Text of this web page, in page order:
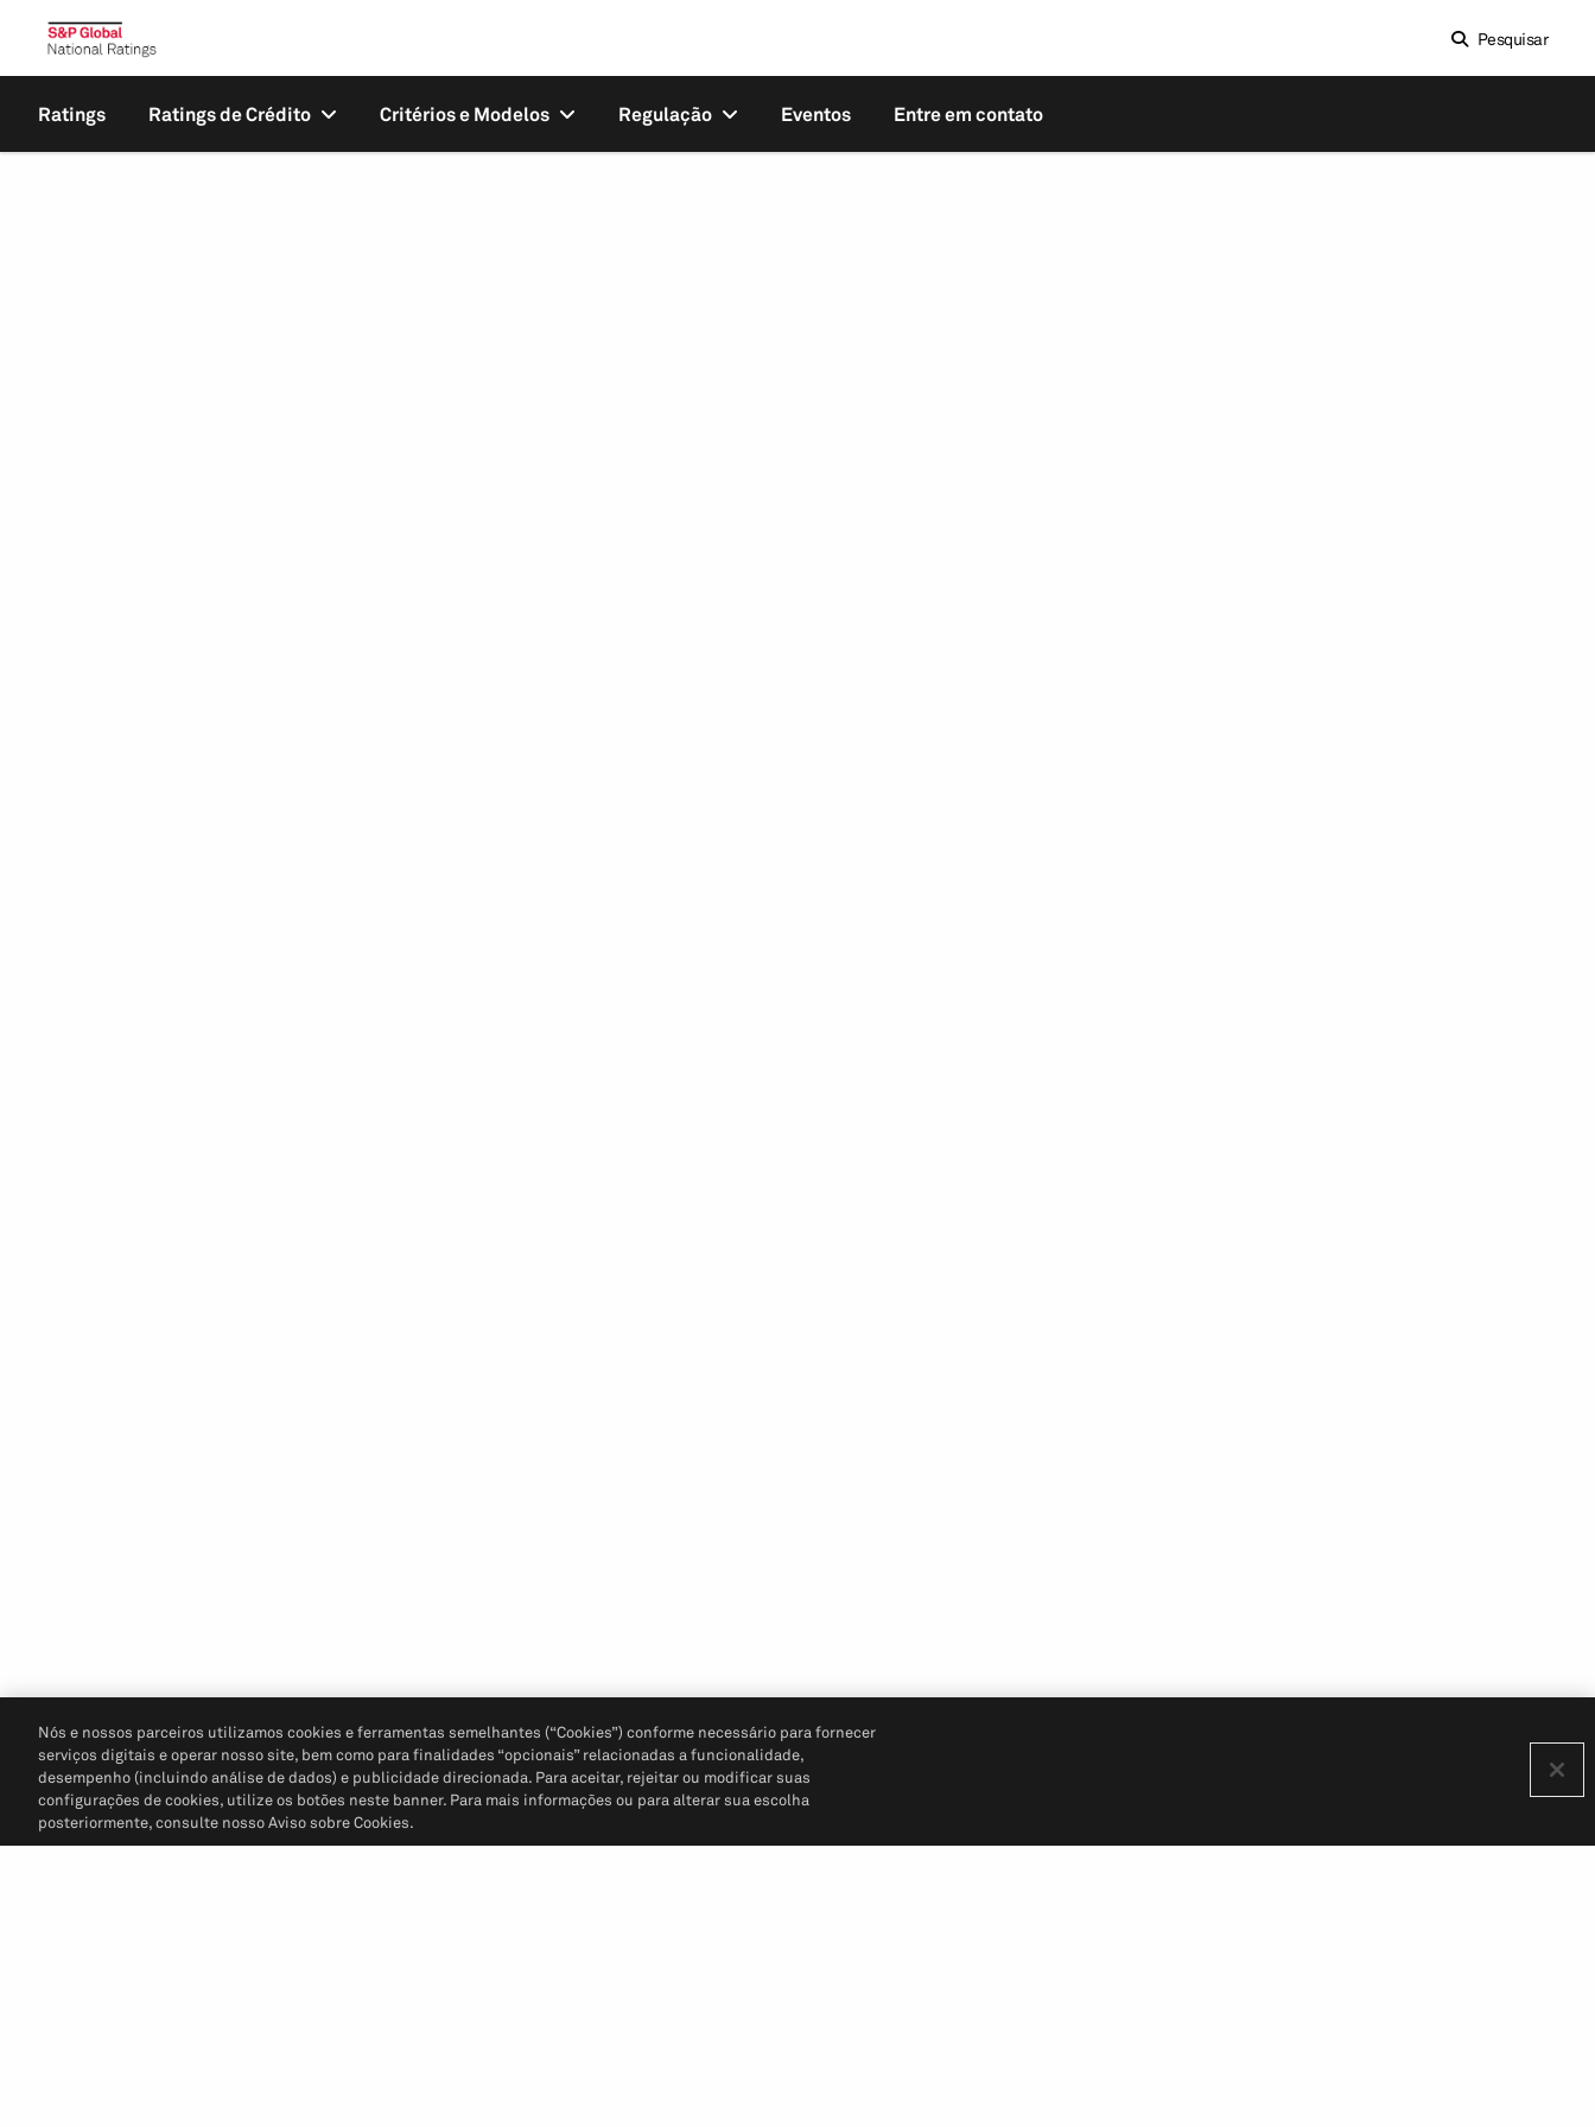
Pesquisar
Ratings Ratings de Crédito Critérios e Modelos Regulação Eventos Entre em contato
Nós e nossos parceiros utilizamos cookies e ferramentas semelhantes (“Cookies”) conforme necessário para fornecer
serviços digitais e operar nosso site, bem como para finalidades “opcionais” relacionadas a funcionalidade,
desempenho (incluindo análise de dados) e publicidade direcionada. Para aceitar, rejeitar ou modificar suas
configurações de cookies, utilize os botões neste banner. Para mais informações ou para alterar sua escolha
posteriormente, consulte nosso Aviso sobre Cookies.